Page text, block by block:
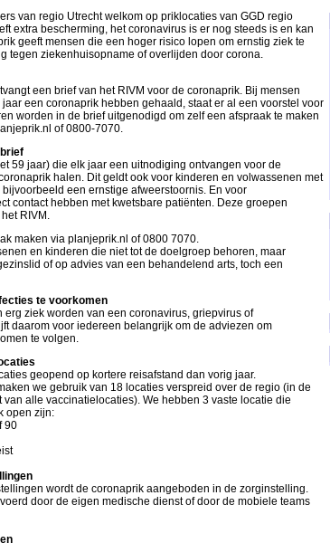
van regio Utrecht welkom op priklocaties van GGD regio
extra bescherming, het coronavirus is er nog steeds is en kan
geeft mensen die een hoger risico lopen om ernstig ziek te
tegen ziekenhuisopname of overlijden door corona.
een brief van het RIVM voor de coronaprik. Bij mensen
een coronaprik hebben gehaald, staat er al een voorstel voor
worden in de brief uitgenodigd om zelf een afspraak te maken
of 0800-7070.
59 jaar) die elk jaar een uitnodiging ontvangen voor de
halen. Dit geldt ook voor kinderen en volwassenen met
een ernstige afweerstoornis. En voor
contact hebben met kwetsbare patiënten. Deze groepen
RIVM.
maken via planjeprik.nl of 0800 7070.
en kinderen die niet tot de doelgroep behoren, maar
of op advies van een behandelend arts, toch een
te voorkomen
erg ziek worden van een coronavirus, griepvirus of
daarom voor iedereen belangrijk om de adviezen om
te volgen.
geopend op kortere reisafstand dan vorig jaar.
we gebruik van 18 locaties verspreid over de regio (in de
alle vaccinatielocaties). We hebben 3 vaste locatie die
open zijn:
90
wordt de coronaprik aangeboden in de zorginstelling.
door de eigen medische dienst of door de mobiele teams